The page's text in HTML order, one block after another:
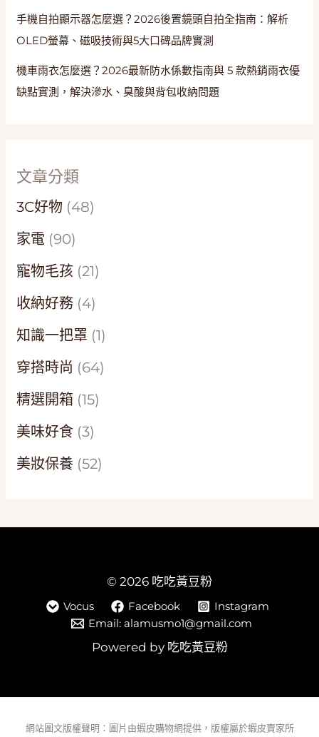
手機自拍顯示器怎麼選？2026後置鏡頭自拍全指南：解析
OLED螢幕、磁吸技術與5大口碑品牌實測
機車雨衣怎麼選？2026最新防水係數指南與 5 款熱銷雨衣優
缺點實測，解決滲水、臭酸與背包收納問題
文章分類
3C好物 (48)
家電 (90)
寵物毛孩 (21)
收納好務 (4)
知識一把罩 (1)
穿搭時尚 (64)
精選開箱 (15)
美味好食 (3)
美妝保養 (52)
© 2026 吃吃黃豆粉
Vocus Facebook
Instagram
Email: alamusmo1@gmail.com
Powered by 吃吃黃豆粉
網站圖文版權聲明：圖片由蝦皮購物網提供，版權屬於蝦皮賣家所